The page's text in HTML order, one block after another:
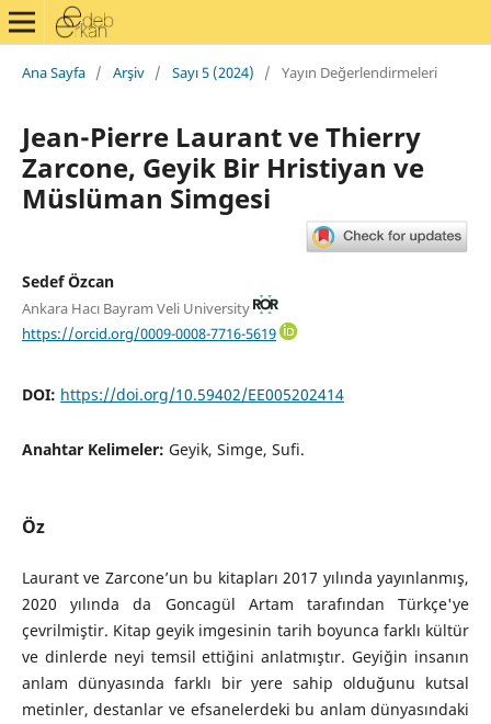
Ana Sayfa / Arşiv / Sayı 5 (2024) / Yayın Değerlendirmeleri
Jean-Pierre Laurant ve Thierry
Zarcone, Geyik Bir Hristiyan ve
Müslüman Simgesi
Sedef Özcan
Ankara Hacı Bayram Veli University
https://orcid.org/0009-0008-7716-5619
DOI: https://doi.org/10.59402/EE005202414
Anahtar Kelimeler: Geyik, Simge, Sufi.
Öz
Laurant ve Zarcone’un bu kitapları 2017 yılında yayınlanmış,
2020 yılında da Goncagül Artam tarafından Türkçe'ye
çevrilmiştir. Kitap geyik imgesinin tarih boyunca farklı kültür
ve dinlerde neyi temsil ettiğini anlatmıştır. Geyiğin insanın
anlam dünyasında farklı bir yere sahip olduğunu kutsal
metinler, destanlar ve efsanelerdeki bu anlam dünyasındaki